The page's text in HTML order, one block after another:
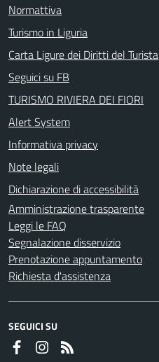
Normattiva
Turismo in Liguria
Carta Ligure dei Diritti del Turista
Seguici su FB
TURISMO RIVIERA DEI FIORI
Alert System
Informativa privacy
Note legali
Dichiarazione di accessibilità
Amministrazione trasparente
Leggi le FAQ
Segnalazione disservizio
Prenotazione appuntamento
Richiesta d'assistenza
SEGUICI SU